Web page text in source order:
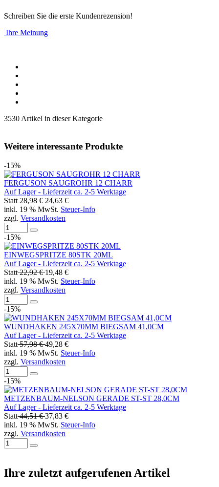
Schreiben Sie die erste Kundenrezension!
Ihre Meinung
3530 Artikel in dieser Kategorie
Weitere interessante Produkte
-15%
FERGUSON SAUGROHR 12 CHARR
Auf Lager - Lieferzeit ca. 2-5 Werktage
Statt28,98 €24,63 €
inkl. 19 % MwSt. Steuer-Info
zzgl. Versandkosten
-15%
EINWEGSPRITZE 80STK 20ML
Auf Lager - Lieferzeit ca. 2-5 Werktage
Statt22,92 €19,48 €
inkl. 19 % MwSt. Steuer-Info
zzgl. Versandkosten
-15%
WUNDHAKEN 245X70MM BIEGSAM 41,0CM
Auf Lager - Lieferzeit ca. 2-5 Werktage
Statt57,98 €49,28 €
inkl. 19 % MwSt. Steuer-Info
zzgl. Versandkosten
-15%
METZENBAUM-NELSON GERADE ST-ST 28,0CM
Auf Lager - Lieferzeit ca. 2-5 Werktage
Statt44,51 €37,83 €
inkl. 19 % MwSt. Steuer-Info
zzgl. Versandkosten
Ihre zuletzt aufgerufenen Artikel